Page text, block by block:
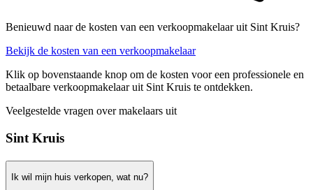
Benieuwd naar de kosten van een verkoopmakelaar uit Sint Kruis?
Bekijk de kosten van een verkoopmakelaar
Klik op bovenstaande knop om de kosten voor een professionele en
betaalbare verkoopmakelaar uit Sint Kruis te ontdekken.
Veelgestelde vragen over makelaars uit
Sint Kruis
Ik wil mijn huis verkopen, wat nu?